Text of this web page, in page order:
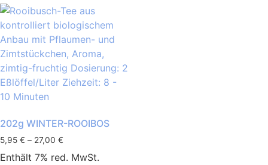
202g WINTER-ROOIBOS
5,95 € – 27,00 €
Enthält 7% red. MwSt.